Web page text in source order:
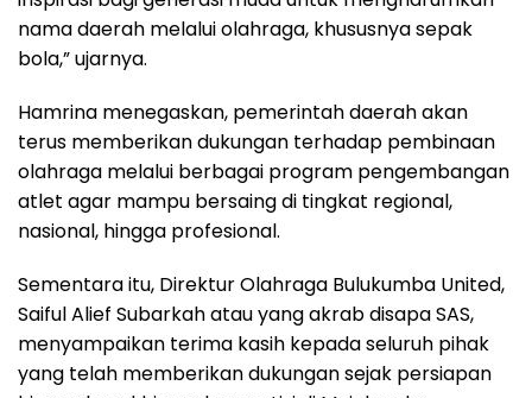
nama daerah melalui olahraga, khususnya sepak
bola,” ujarnya.
Hamrina menegaskan, pemerintah daerah akan
terus memberikan dukungan terhadap pembinaan
olahraga melalui berbagai program pengembangan
atlet agar mampu bersaing di tingkat regional,
nasional, hingga profesional.
Sementara itu, Direktur Olahraga Bulukumba United,
Saiful Alief Subarkah atau yang akrab disapa SAS,
menyampaikan terima kasih kepada seluruh pihak
yang telah memberikan dukungan sejak persiapan